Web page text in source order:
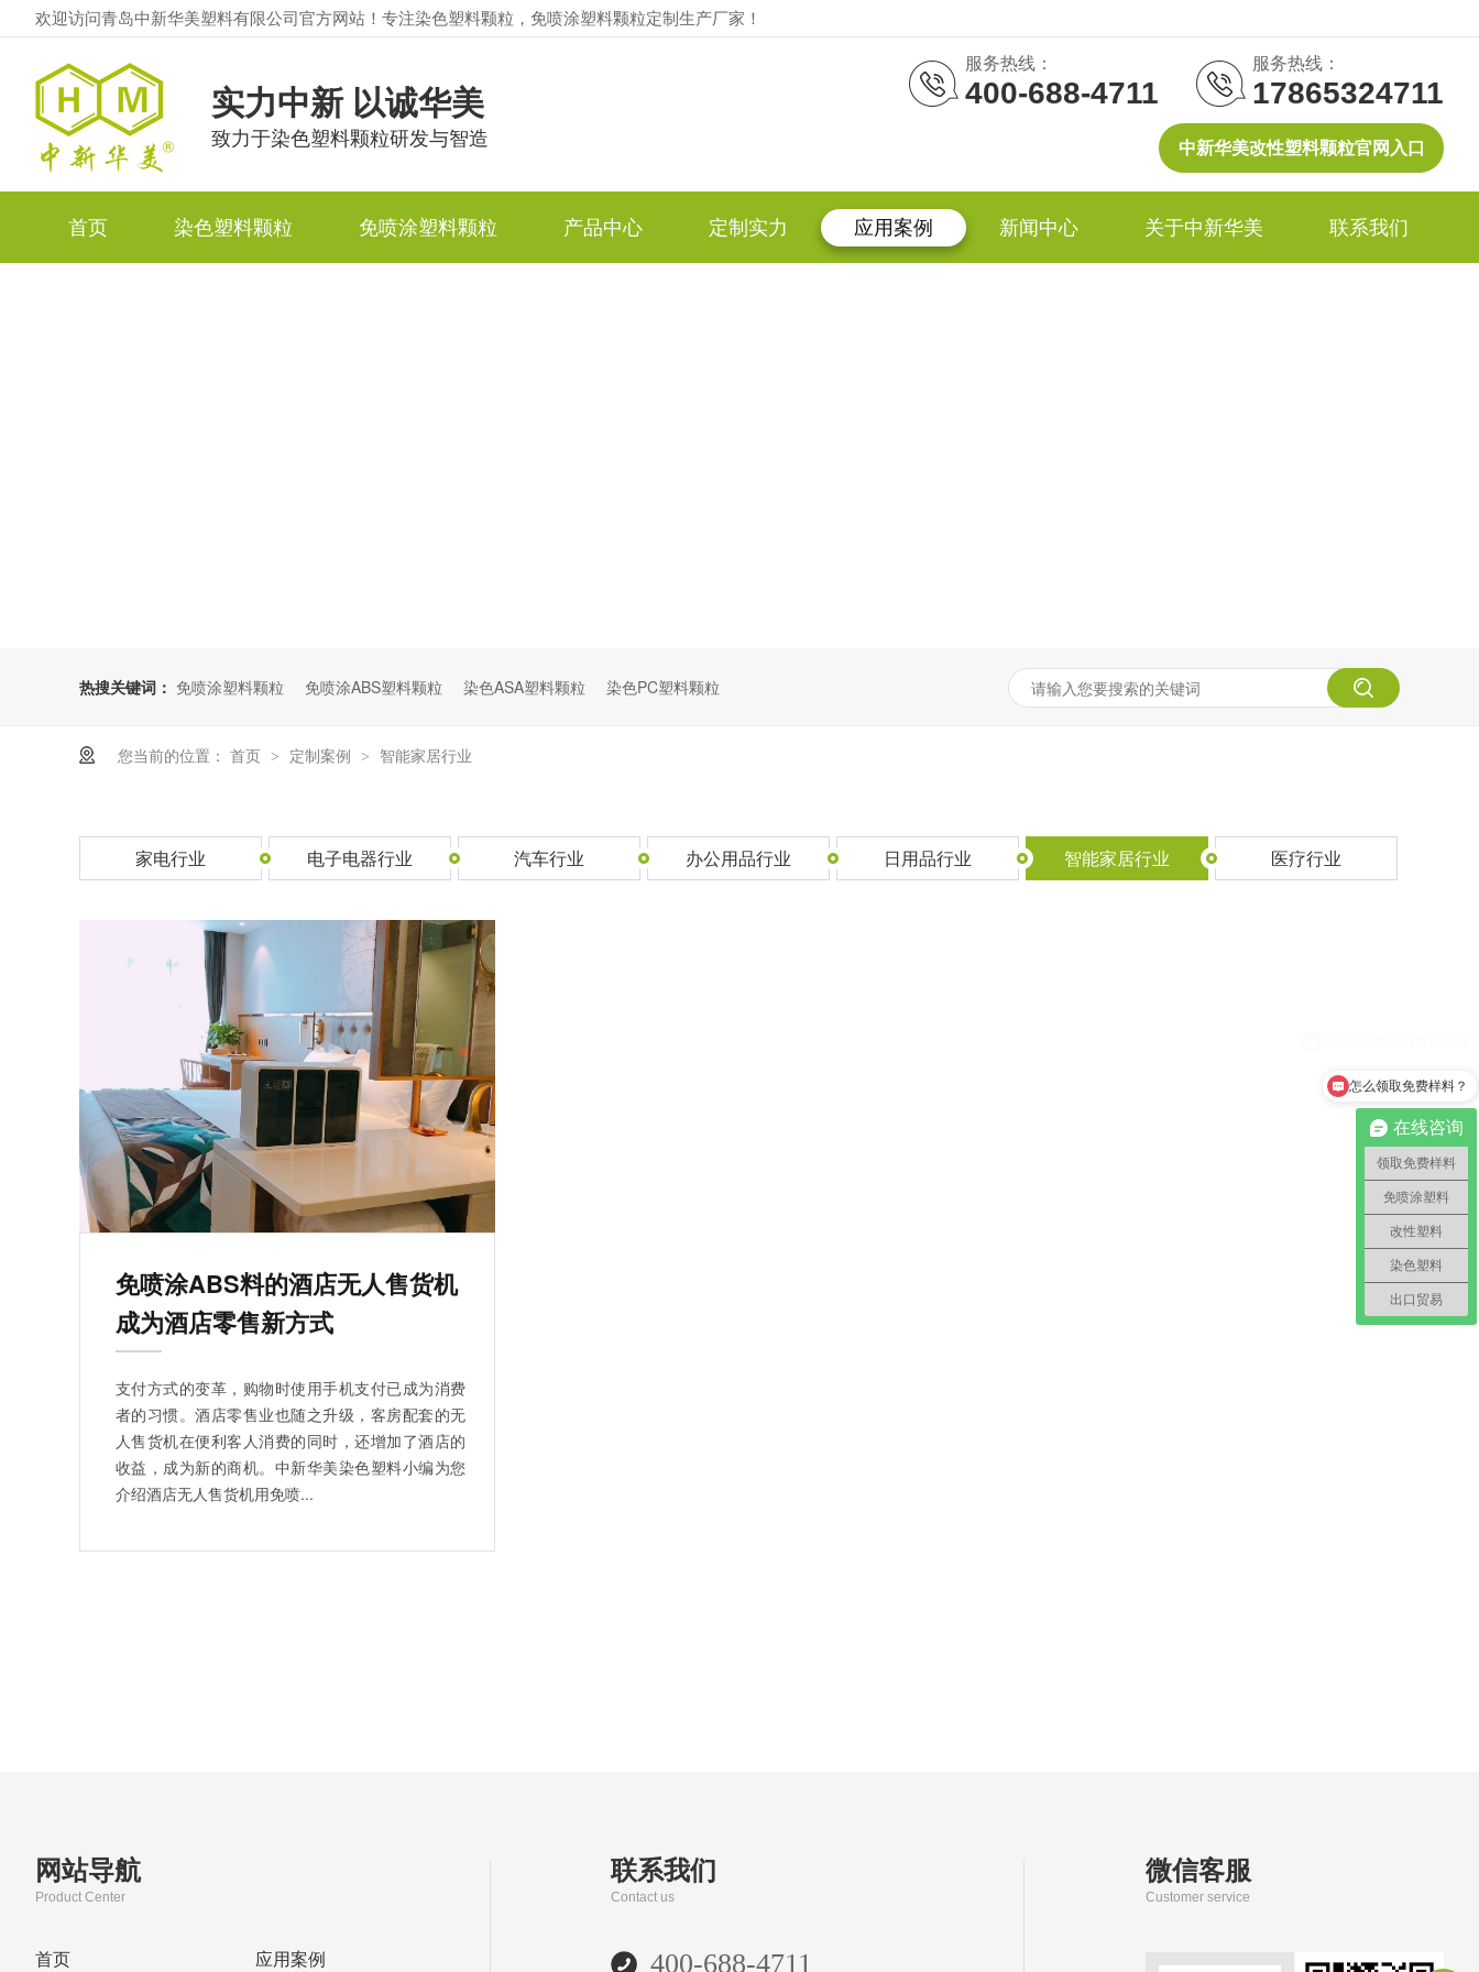
中新华美改性塑料颗粒官网入口
欢迎访问青岛中新华美塑料有限公司官方网站！专注染色塑料颗粒，免喷涂塑料颗粒定制生产厂家！
实力中新 以诚华美
致力于染色塑料颗粒研发与智造
服务热线：
400-688-4711
服务热线：
17865324711
首页 染色塑料颗粒 免喷涂塑料颗粒 产品中心 定制实力 应用案例 新闻中心 关于中新华美 联系我们
热搜关键词： 免喷涂塑料颗粒 免喷涂ABS塑料颗粒 染色ASA塑料颗粒 染色PC塑料颗粒
您当前的位置： 首页 > 定制案例 > 智能家居行业
家电行业 电子电器行业 汽车行业 办公用品行业 日用品行业 智能家居行业 医疗行业
免喷涂ABS料的酒店无人售货机
成为酒店零售新方式
支付方式的变革，购物时使用手机支付已成为消费
者的习惯。酒店零售业也随之升级，客房配套的无
人售货机在便利客人消费的同时，还增加了酒店的
收益，成为新的商机。中新华美染色塑料小编为您
介绍酒店无人售货机用免喷...
网站导航
Product Center
首页 应用案例
联系我们
Contact us
400-688-4711
微信客服
Customer service
在线咨询
领取免费样料
免喷涂塑料
改性塑料
染色塑料
出口贸易
怎么领取免费样料？